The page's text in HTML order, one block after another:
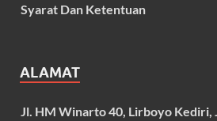
Syarat Dan Ketentuan
ALAMAT
Jl. HM Winarto 40, Lirboyo Kediri,